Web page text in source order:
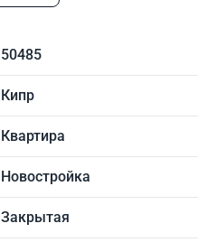
50485
Кипр
Квартира
Новостройка
Закрытая